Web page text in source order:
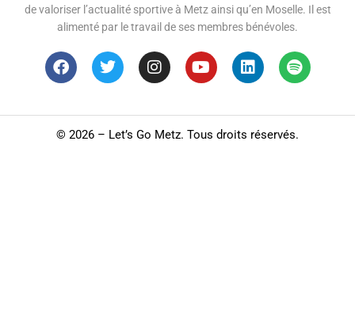
de valoriser l’actualité sportive à Metz ainsi qu’en Moselle. Il est
alimenté par le travail de ses membres bénévoles.
© 2026 – Let’s Go Metz. Tous droits réservés.